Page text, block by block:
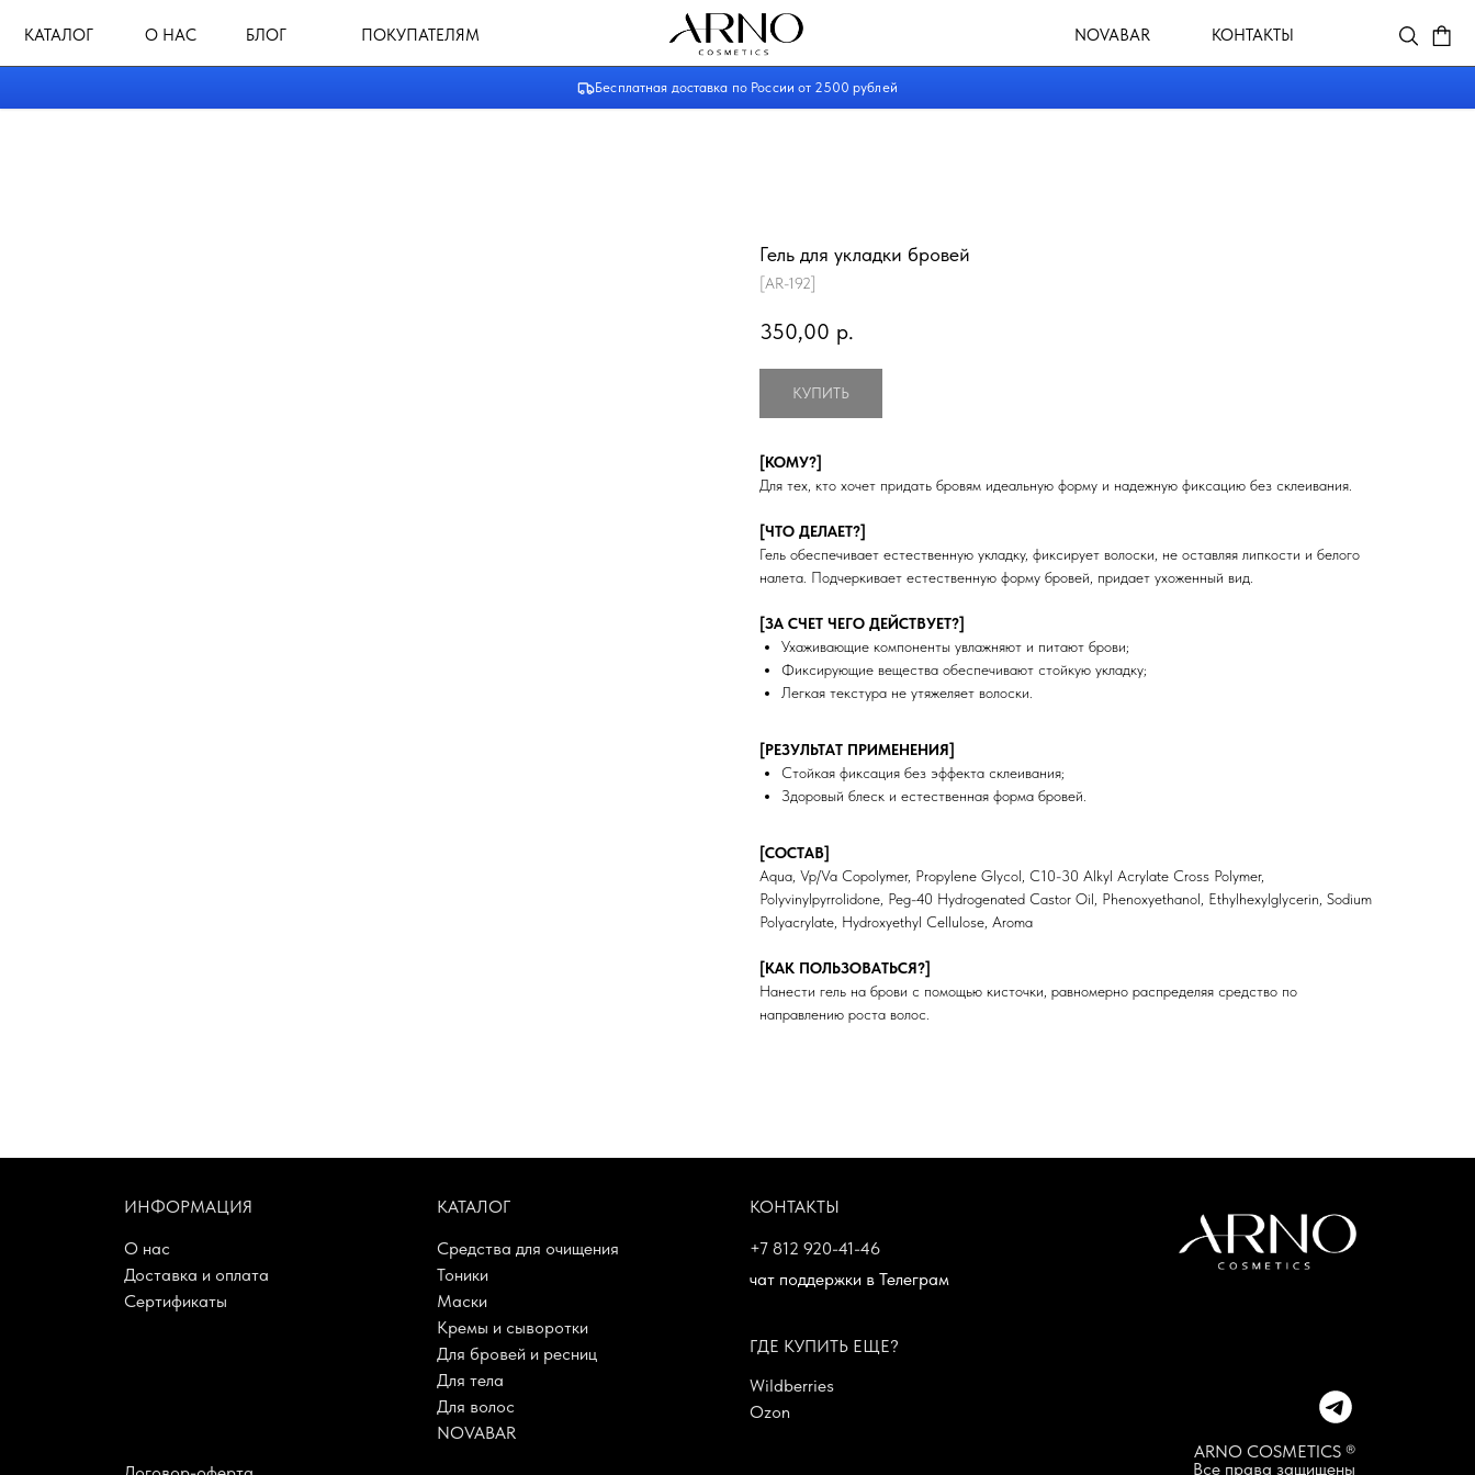
Бесплатная доставка по России от 2500 рублей
КАТАЛОГ О НАС КОНТАКТЫ
ПОКУПАТЕЛЯМ
БЛОГ
Гель для укладки бровей
[AR-192]
350,00 р.
КУПИТЬ
[КОМУ?]
Для тех, кто хочет придать бровям идеальную форму и надежную фиксацию без склеивания.
[ЧТО ДЕЛАЕТ?]
Гель обеспечивает естественную укладку, фиксирует волоски, не оставляя липкости и белого
налета. Подчеркивает естественную форму бровей, придает ухоженный вид.
[ЗА СЧЕТ ЧЕГО ДЕЙСТВУЕТ?]
Ухаживающие компоненты увлажняют и питают брови;
Фиксирующие вещества обеспечивают стойкую укладку;
Легкая текстура не утяжеляет волоски.
[РЕЗУЛЬТАТ ПРИМЕНЕНИЯ]
Стойкая фиксация без эффекта склеивания;
Здоровый блеск и естественная форма бровей.
[СОСТАВ]
Aqua, Vp/Va Copolymer, Propylene Glycol, C10-30 Alkyl Acrylate Cross Polymer,
Polyvinylpyrrolidone, Peg-40 Hydrogenated Castor Oil, Phenoxyethanol, Ethylhexylglycerin, Sodium
Polyacrylate, Hydroxyethyl Cellulose, Aroma
[КАК ПОЛЬЗОВАТЬСЯ?]
Нанести гель на брови с помощью кисточки, равномерно распределяя средство по
направлению роста волос.
ИНФОРМАЦИЯ КАТАЛОГ КОНТАКТЫ
ГДЕ КУПИТЬ ЕЩЕ?
О нас Средства для очищения +7 812 920-41-46
Wildberries
Доставка и оплата Тоники
Ozon
Кремы и сыворотки
Для бровей и ресниц
Сертификаты Маски
Для тела
Для волос
NOVABAR
ARNO COSMETICS ®
Все права защищены
чат поддержки в Телеграм